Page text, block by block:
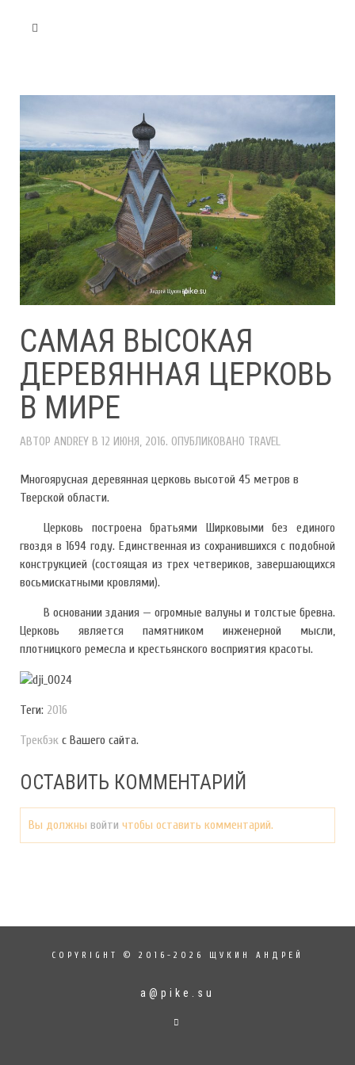
САМАЯ ВЫСОКАЯ
ДЕРЕВЯННАЯ ЦЕРКОВЬ
В МИРЕ
АВТОР ANDREY В 12 ИЮНЯ, 2016. ОПУБЛИКОВАНО TRAVEL
Многоярусная деревянная церковь высотой 45 метров в
Тверской области.
Церковь построена братьями Ширковыми без единого
гвоздя в 1694 году. Единственная из сохранившихся с подобной
конструкцией (состоящая из трех четвериков, завершающихся
восьмискатными кровлями).
В основании здания — огромные валуны и толстые бревна.
Церковь является памятником инженерной мысли,
плотницкого ремесла и крестьянского восприятия красоты.
Теги: 2016
Трекбэк с Вашего сайта.
ОСТАВИТЬ КОММЕНТАРИЙ
Вы должны войти чтобы оставить комментарий.
COPYRIGHT © 2016-2026 ЩУКИН АНДРЕЙ
a@pike.su